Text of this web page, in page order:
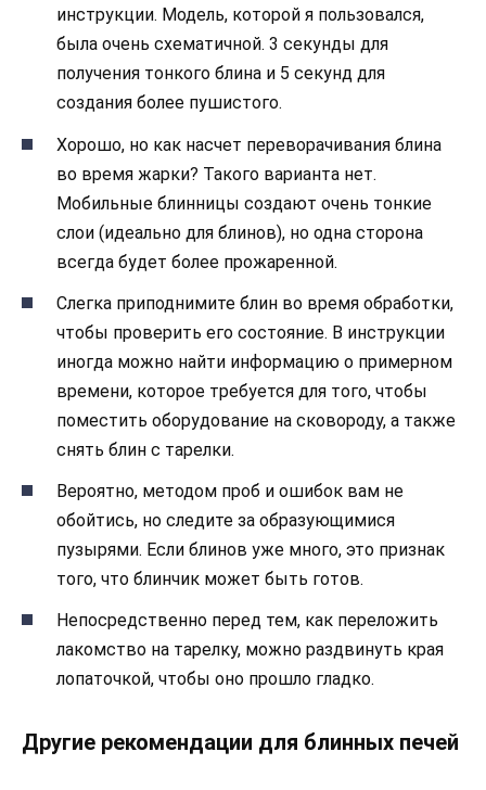
инструкции. Модель, которой я пользовался,
была очень схематичной. 3 секунды для
получения тонкого блина и 5 секунд для
создания более пушистого.
Хорошо, но как насчет переворачивания блина
во время жарки? Такого варианта нет.
Мобильные блинницы создают очень тонкие
слои (идеально для блинов), но одна сторона
всегда будет более прожаренной.
Слегка приподнимите блин во время обработки,
чтобы проверить его состояние. В инструкции
иногда можно найти информацию о примерном
времени, которое требуется для того, чтобы
поместить оборудование на сковороду, а также
снять блин с тарелки.
Вероятно, методом проб и ошибок вам не
обойтись, но следите за образующимися
пузырями. Если блинов уже много, это признак
того, что блинчик может быть готов.
Непосредственно перед тем, как переложить
лакомство на тарелку, можно раздвинуть края
лопаточкой, чтобы оно прошло гладко.
Другие рекомендации для блинных печей